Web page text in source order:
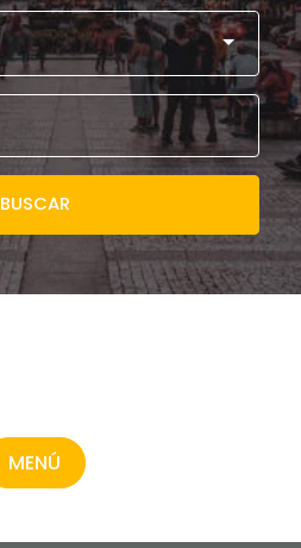
BUSCAR
MENÚ